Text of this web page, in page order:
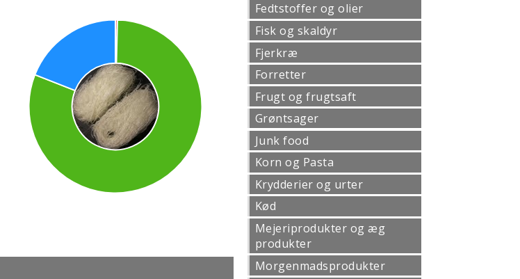
Fedtstoffer og olier
Fisk og skaldyr
Fjerkræ
Forretter
Frugt og frugtsaft
Grøntsager
Junk food
Korn og Pasta
Krydderier og urter
Kød
Mejeriprodukter og æg
produkter
Morgenmadsprodukter